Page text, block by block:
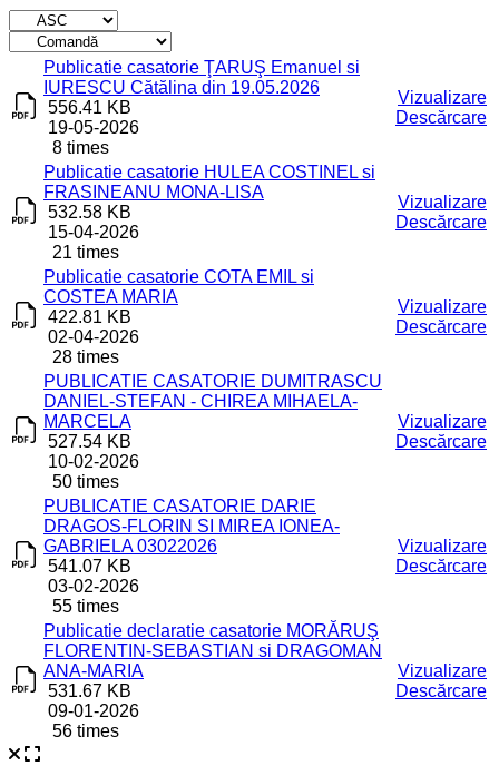
Titlu
Descărcare
Publicatie casatorie ŢARUŞ Emanuel si
IURESCU Cătălina din 19.05.2026
556.41 KB
19-05-2026
8 times
Vizualizare
Descărcare
Publicatie casatorie HULEA COSTINEL si
FRASINEANU MONA-LISA
532.58 KB
15-04-2026
21 times
Vizualizare
Descărcare
Publicatie casatorie COTA EMIL si
COSTEA MARIA
422.81 KB
02-04-2026
28 times
Vizualizare
Descărcare
PUBLICATIE CASATORIE DUMITRASCU
DANIEL-STEFAN - CHIREA MIHAELA-
MARCELA
527.54 KB
10-02-2026
50 times
Vizualizare
Descărcare
PUBLICATIE CASATORIE DARIE
DRAGOS-FLORIN SI MIREA IONEA-
GABRIELA 03022026
541.07 KB
03-02-2026
55 times
Vizualizare
Descărcare
Publicatie declaratie casatorie MORĂRUŞ
FLORENTIN-SEBASTIAN si DRAGOMAN
ANA-MARIA
531.67 KB
09-01-2026
56 times
Vizualizare
Descărcare